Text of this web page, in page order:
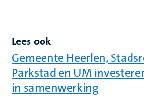
Lees ook
Gemeente Heerlen,
Parkstad en UM
in samenwerking